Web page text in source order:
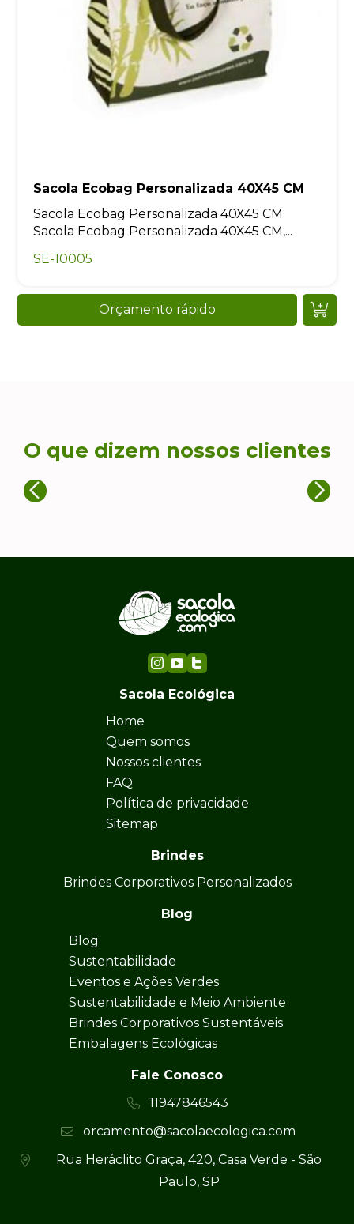
Sacola Ecobag Personalizada 40X45 CM
Sacola Ecobag Personalizada 40X45 CM
Sacola Ecobag Personalizada 40X45 CM,...
SE-10005
Orçamento rápido
O que dizem nossos clientes
Sacola Ecológica
Home
Quem somos
Nossos clientes
FAQ
Política de privacidade
Sitemap
Brindes
Brindes Corporativos Personalizados
Blog
Blog
Sustentabilidade
Eventos e Ações Verdes
Sustentabilidade e Meio Ambiente
Brindes Corporativos Sustentáveis
Embalagens Ecológicas
Fale Conosco
11947846543
orcamento@sacolaecologica.com
Rua Heráclito Graça, 420, Casa Verde - São
Paulo, SP